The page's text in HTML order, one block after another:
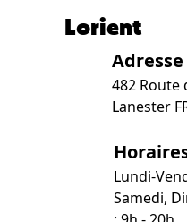
Lorient
Adresse
482 Route
Lanester
Lundi-
Samedi,